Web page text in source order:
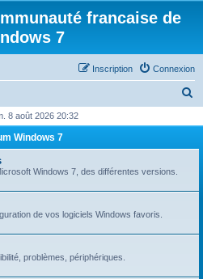
francaise de
7
Connexion
Inscription
h
r
8 août 2026 20:32
Windows 7
Windows 7, des différentes versions.
de vos logiciels Windows favoris.
problèmes, périphériques.